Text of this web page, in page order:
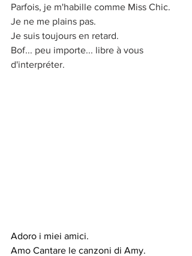
Parfois, je m'habille comme Miss Chic.
Je ne me plains pas.
Je suis toujours en retard.
Bof... peu importe... libre à vous
d'interpréter.
Adoro i miei amici.
Amo Cantare le canzoni di Amy.